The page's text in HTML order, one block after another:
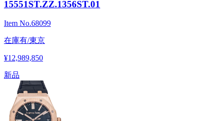
15551ST.ZZ.1356ST.01
Item No.68099
在庫有/東京
¥12,989,850
新品